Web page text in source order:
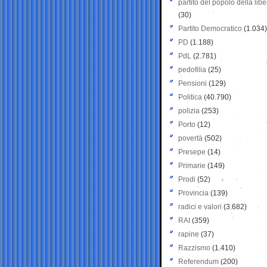
partito del popolo della
(30)
Partito Democratico (1.034)
PD (1.188)
PdL (2.781)
pedofilia (25)
Pensioni (129)
Politica (40.790)
polizia (253)
Porto (12)
povertà (502)
Presepe (14)
Primarie (149)
Prodi (52)
Provincia (139)
radici e valori (3.682)
RAI (359)
rapine (37)
Razzismo (1.410)
Referendum (200)